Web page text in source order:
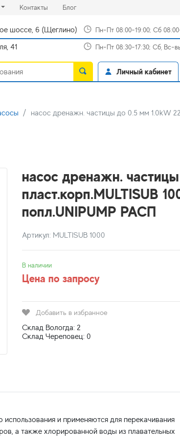
Контакты(current)
Блог(current)
шоссе, 6 (Щеглино) Пн-Пт 08:00-19:00; Сб
41 Пн-Пт 08:30-17:30; Сб, Вс-
Личный кабинет
насос дренажн. частицы до 0.5 мм 1.0kW
насос дренажн.
пласт.корп.MULTISUB
попл.UNIPUMP РАСП
Артикул: MULTISUB 1000
В наличии
Цена по запросу
Добавить в избранное
Склад Вологда: 2
Склад Череповец: 0
и применяются для перекачивания
а также хлорированной воды из плавательных